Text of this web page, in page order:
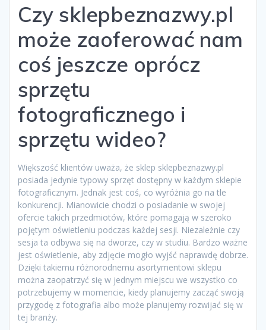
Czy sklepbeznazwy.pl
może zaoferować nam
coś jeszcze oprócz
sprzętu
fotograficznego i
sprzętu wideo?
Większość klientów uważa, że sklep sklepbeznazwy.pl
posiada jedynie typowy sprzęt dostępny w każdym sklepie
fotograficznym. Jednak jest coś, co wyróżnia go na tle
konkurencji. Mianowicie chodzi o posiadanie w swojej
ofercie takich przedmiotów, które pomagają w szeroko
pojętym oświetleniu podczas każdej sesji. Niezależnie czy
sesja ta odbywa się na dworze, czy w studiu. Bardzo ważne
jest oświetlenie, aby zdjęcie mogło wyjść naprawdę dobrze.
Dzięki takiemu różnorodnemu asortymentowi sklepu
można zaopatrzyć się w jednym miejscu we wszystko co
potrzebujemy w momencie, kiedy planujemy zacząć swoją
przygodę z fotografia albo może planujemy rozwijać się w
tej branży.